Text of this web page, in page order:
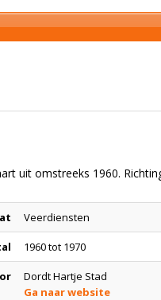
uit omstreeks 1960.
Veerdiensten
1960 tot 1970
Dordt Hartje Stad
Ga naar website